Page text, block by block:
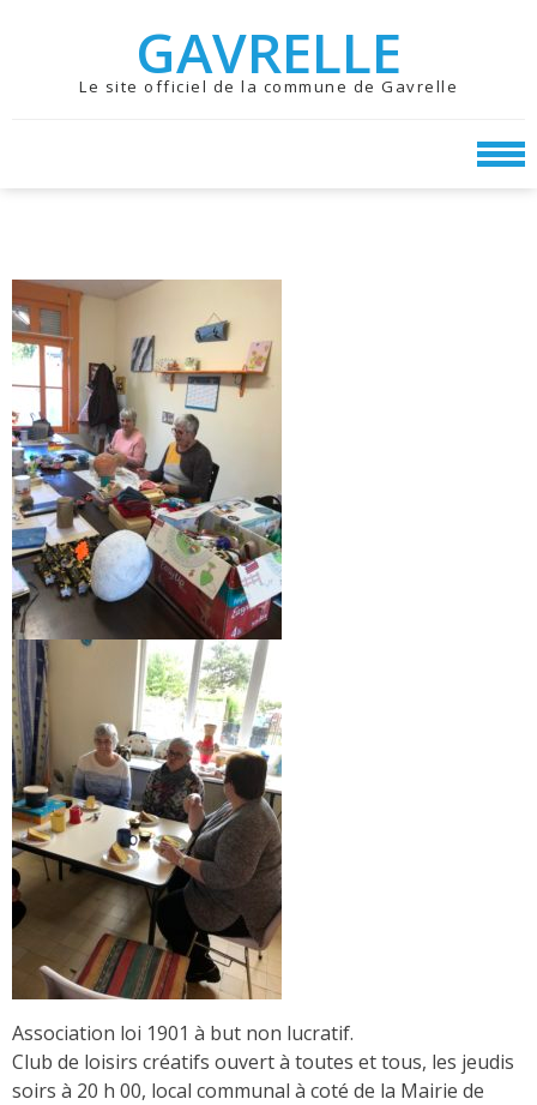
GAVRELLE
Le site officiel de la commune de Gavrelle
Association loi 1901 à but non lucratif.
Club de loisirs créatifs ouvert à toutes et tous, les jeudis
soirs à 20 h 00, local communal à coté de la Mairie de